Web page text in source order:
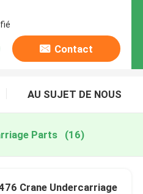
Contact
AU SUJET DE NOUS
Parts (16)
Crane Undercarriage